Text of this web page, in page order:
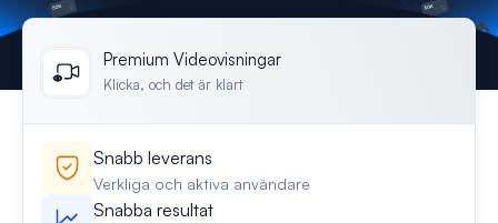
Premium Videovisningar
Klicka, och det är klart
Snabb leverans
Verkliga och aktiva användare
Snabba resultat